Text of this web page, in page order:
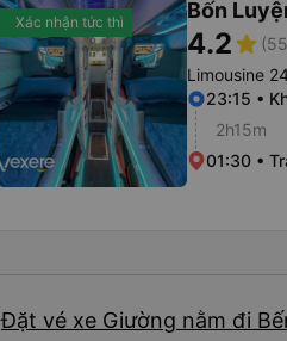
Xác nhận tức thì Bốn
4.2star
Limousine
23:15 •
2h15m
01:30 •
Đặt vé xe Giường nằm đi